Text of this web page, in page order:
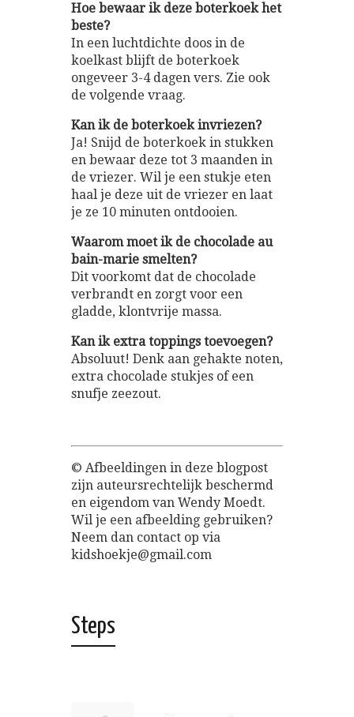
Hoe bewaar ik deze boterkoek het
beste?
In een luchtdichte doos in de
koelkast blijft de boterkoek
ongeveer 3-4 dagen vers. Zie ook
de volgende vraag.
Kan ik de boterkoek invriezen?
Ja! Snijd de boterkoek in stukken
en bewaar deze tot 3 maanden in
de vriezer. Wil je een stukje eten
haal je deze uit de vriezer en laat
je ze 10 minuten ontdooien.
Waarom moet ik de chocolade au
bain-marie smelten?
Dit voorkomt dat de chocolade
verbrandt en zorgt voor een
gladde, klontvrije massa.
Kan ik extra toppings toevoegen?
Absoluut! Denk aan gehakte noten,
extra chocolade stukjes of een
snufje zeezout.
© Afbeeldingen in deze blogpost
zijn auteursrechtelijk beschermd
en eigendom van Wendy Moedt.
Wil je een afbeelding gebruiken?
Neem dan contact op via
kidshoekje@gmail.com
Steps